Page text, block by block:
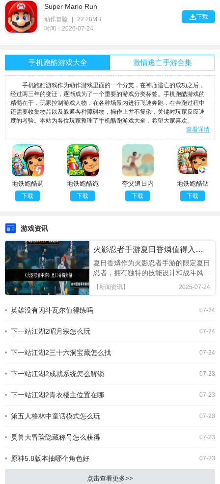
Super Mario Run
动作冒险 |
22.28MB
时间：2026-07-24
下载
手机跑酷游戏大全 激情逃亡手游合集
手机跑酷游戏作为动作游戏里面的一个分支，在神庙逃亡的成功之后，
经过两三年的变迁，逐渐成为了一个重要的游戏分类标签。手机跑酷游戏的
精髓在于，玩家控制游戏人物，在各种场景内进行飞速奔跑，在奔跑过程中
还需要收集物品以及躲避各种障碍物，操作上并不复杂，关键对玩家反应速
度的考验。本站为各位玩家整理了手机酷跑游戏大全，希望大家喜欢。
查看详情
地铁跑酷调
速版
下载
地铁跑酷诡
异版本
下载
夸父追日内
置菜单
下载
地铁跑酷钻
石版
下载
游戏资讯
火影忍者手游夏日香燐值得入手吗
夏日香燐作为火影忍者手游的限定夏日
忍者，拥有独特的技能设计和战斗风
格，本文将从技能解析、连招技巧及竞
技场表现全面评估，助你判断是否值得
基础攻击方面，夏日香燐的普攻为五段
主，具备良好的起手能力，第三段下劈
段持续输出中，锁链从地面穿出进行终
中效果。需要注意的是，最后一段
2025-07-24
【新闻资讯】
07-24
英雄没有闪斗瓦尔值得练吗
07-24
下一站江湖2昭月宗怎么玩
07-24
下一站江湖2三十六洞宝藏怎么找
07-23
下一站江湖2成就系统怎么解锁
07-23
下一站江湖2青衣楼主位置在哪
07-23
第五人格林中童话模式怎么玩
07-23
灵兽大冒险隐藏称号怎么获得
07-23
原神5.8版本抽哪个角色好
点击查看更多>>